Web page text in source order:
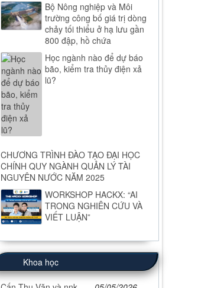
Bộ Nông nghiệp và Môi
trường công bố giá trị dòng
chảy tối thiểu ở hạ lưu gần
800 đập, hồ chứa
Học ngành nào để dự báo
bão, kiểm tra thủy điện xả
lũ?
CHƯƠNG TRÌNH ĐÀO TẠO ĐẠI HỌC
CHÍNH QUY NGÀNH QUẢN LÝ TÀI
NGUYÊN NƯỚC NĂM 2025
WORKSHOP HACKX: “AI
TRONG NGHIÊN CỨU VÀ
VIẾT LUẬN”
Khoa học